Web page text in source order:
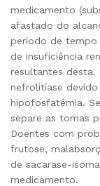
medicamento
afastado do
período de tempo
de insuficiência
resultantes desta.
nefrolitíase
hipofosfatémia.
separe as tomas
Doentes com
frutose,
de sacarase-
medicamento.